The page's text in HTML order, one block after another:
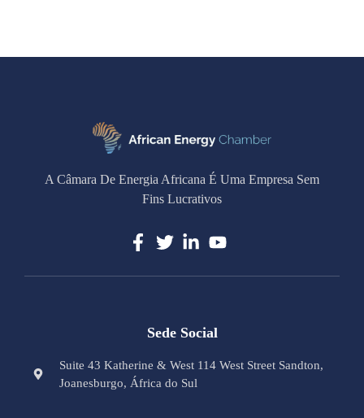
A Câmara De Energia Africana É Uma Empresa Sem
Fins Lucrativos
Sede Social
Suite 43 Katherine & West 114 West Street Sandton,
Joanesburgo, África do Sul